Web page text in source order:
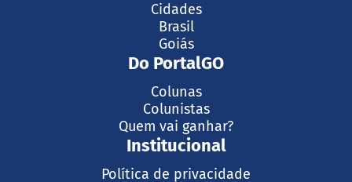
Cidades
Brasil
Goiás
Do PortalGO
Colunas
Colunistas
Quem vai ganhar?
Institucional
Política de privacidade